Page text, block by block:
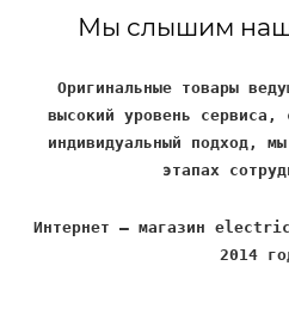
Мы слышим
Оригинальные товары
высокий уровень сервиса,
индивидуальный подход,
этапах
Интернет – магазин
2014